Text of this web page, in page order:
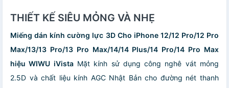
THIẾT KẾ SIÊU MỎNG VÀ NHẸ
Miếng dán kính cường lực 3D Cho iPhone 12/12 Pro/12 Pro
Max/13/13 Pro/13 Pro Max/14/14 Plus/14 Pro/14 Pro Max
hiệu WIWU iVistaMặt kính sử dụng công nghê vát mỏng
2.5D và chất liệu kính AGC Nhật Bản cho đường nét thanh